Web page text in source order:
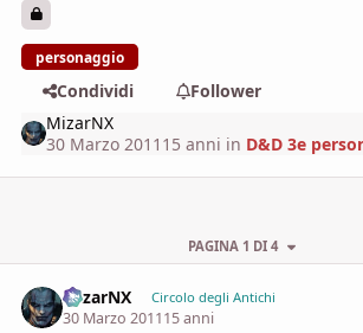
personaggio
Condividi
Follower
MizarNX
30 Marzo 2011 15 anni in D&D 3e
PAGINA 1 DI 4
MizarNX Circolo degli Antichi
30 Marzo 201115 anni